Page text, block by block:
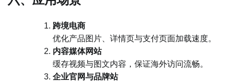
跨境电商
优化产品图片、详情页与支付页面加载速度。
内容媒体网站
缓存视频与图文内容，保证海外访问流畅。
企业官网与品牌站